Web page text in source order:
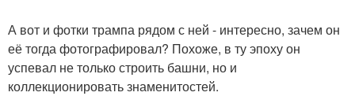
А вот и фотки трампа рядом с ней - интересно, зачем он
её тогда фотографировал? Похоже, в ту эпоху он
успевал не только строить башни, но и
коллекционировать знаменитостей.